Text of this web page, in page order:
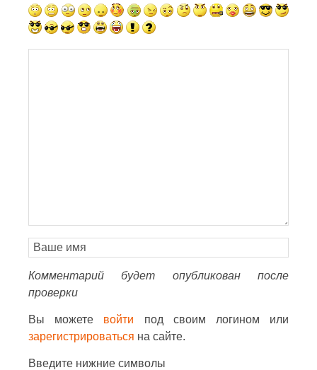
Комментарий будет опубликован после
проверки
Вы можете войти под своим логином или
зарегистрироваться на сайте.
Введите нижние символы